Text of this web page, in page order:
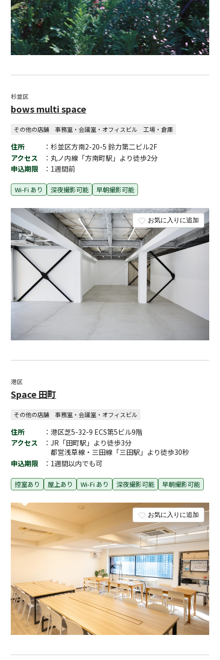
お気に入りに追加
杉並区
bows multi space
その他の店舗 事務室・会議室・オフィスビル 工場・倉庫
住所
：杉並区方南2-20-5 鈴力第二ビル2F
アクセス
：丸ノ内線「方南町駅」より徒歩2分
申込期限
：1週間前
Wi-Fi あり 深夜撮影可能 早朝撮影可能
お気に入りに追加
港区
Space 田町
その他の店舗 事務室・会議室・オフィスビル
住所
：港区芝5-32-9 ECS第5ビル9階
アクセス
：JR「田町駅」より徒歩3分
都営浅草線・三田線「三田駅」より徒歩30秒
申込期限
：1週間以内でも可
控室あり 屋上あり Wi-Fi あり 深夜撮影可能 早朝撮影可能